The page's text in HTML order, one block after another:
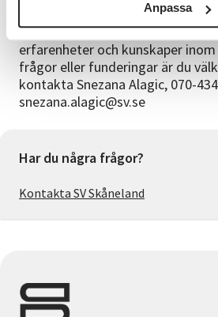
Anpassa
Detta är en kamratcirkel, vilket
finns någon formell ledare. Alla
erfarenheter och kunskaper
frågor eller funderingar är du
kontakta Snezana Alagic, 070-
snezana.alagic@sv.se
Har du några frågor?
Kontakta SV Skåneland